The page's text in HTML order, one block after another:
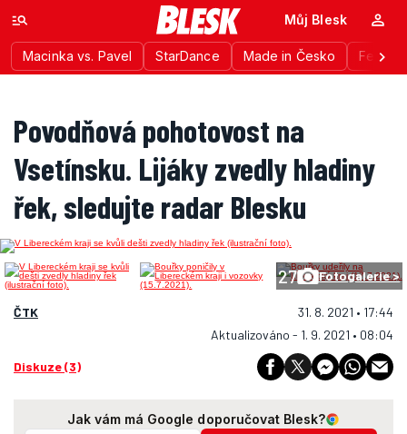
Macinka vs. Pavel StarDance Made in Česko
Můj Blesk
Povodňová pohotovost na
Vsetínsku. Lijáky zvedly hladiny
řek, sledujte radar Blesku
27 Fotogalerie >
ČTK
31. 8. 2021 • 17:44
Aktualizováno - 1. 9. 2021 • 08:04
Diskuze (3)
Jak vám má Google doporučovat Blesk?